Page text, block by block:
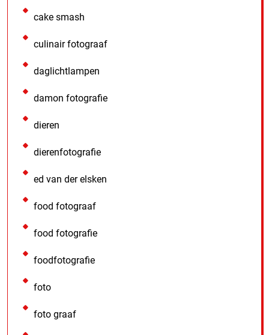
cake smash
culinair fotograaf
daglichtlampen
damon fotografie
dieren
dierenfotografie
ed van der elsken
food fotograaf
food fotografie
foodfotografie
foto
foto graaf